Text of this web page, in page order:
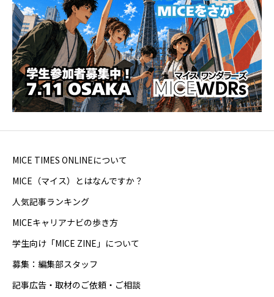
MICE TIMES ONLINEについて
MICE（マイス）とはなんですか？
人気記事ランキング
MICEキャリアナビの歩き方
学生向け「MICE ZINE」について
募集：編集部スタッフ
記事広告・取材のご依頼・ご相談